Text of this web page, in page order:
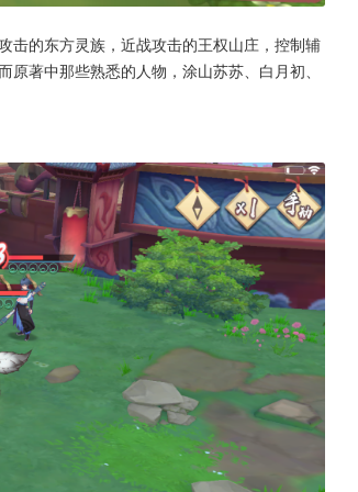
击的东方灵族，近战攻击的王权山庄，控制辅
著中那些熟悉的人物，涂山苏苏、白月初、